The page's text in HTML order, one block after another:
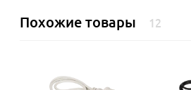
Похожие товары 12